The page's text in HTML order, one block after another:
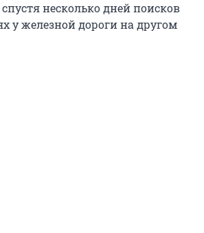
несколько дней поисков
у железной дороги на другом